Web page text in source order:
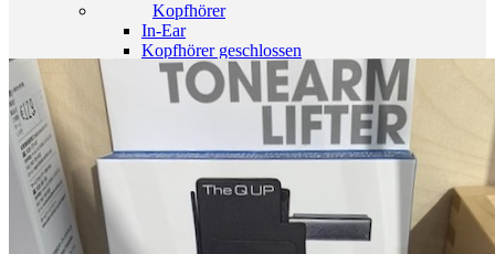
Kopfhörer
In-Ear
Kopfhörer geschlossen
Kopfhörer offen
Kopfhörer kabellos
Kopfhörerverstärker
Radios & Multiroom
Multiroom Systeme
All in One Anlagen
portable Audio Player